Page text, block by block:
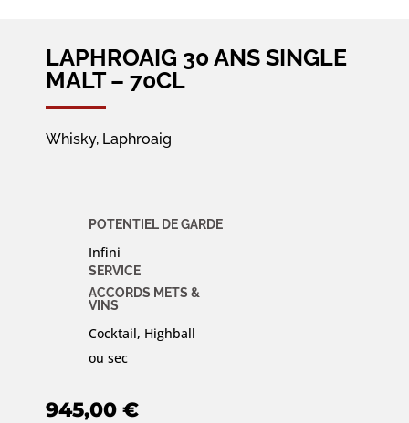
LAPHROAIG 30 ANS SINGLE
MALT – 70CL
Whisky, Laphroaig
POTENTIEL DE GARDE
Infini
SERVICE
ACCORDS METS &
VINS
Cocktail, Highball
ou sec
945,00 €